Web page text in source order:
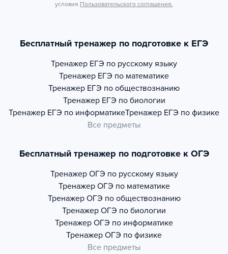
условия Пользовательского соглашения.
Бесплатный тренажер по подготовке к ЕГЭ
Тренажер ЕГЭ по русскому языку
Тренажер ЕГЭ по математике
Тренажер ЕГЭ по обществознанию
Тренажер ЕГЭ по биологии
Тренажер ЕГЭ по информатикеТренажер ЕГЭ по физике
Все предметы
Бесплатный тренажер по подготовке к ОГЭ
Тренажер ОГЭ по русскому языку
Тренажер ОГЭ по математике
Тренажер ОГЭ по обществознанию
Тренажер ОГЭ по биологии
Тренажер ОГЭ по информатике
Тренажер ОГЭ по физике
Все предметы